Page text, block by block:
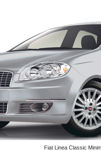
Fiat Linea Classic